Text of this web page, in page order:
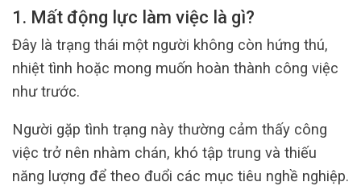
1. Mất động lực làm việc là gì?
Đây là trạng thái một người không còn hứng thú,
nhiệt tình hoặc mong muốn hoàn thành công việc
như trước.
Người gặp tình trạng này thường cảm thấy công
việc trở nên nhàm chán, khó tập trung và thiếu
năng lượng để theo đuổi các mục tiêu nghề nghiệp.